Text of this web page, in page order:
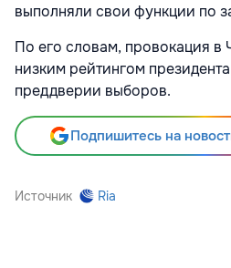
выполняли свои функции по
По его словам, провокация в
низким рейтингом
преддверии выборов.
Подпишитесь на
Источник Ria